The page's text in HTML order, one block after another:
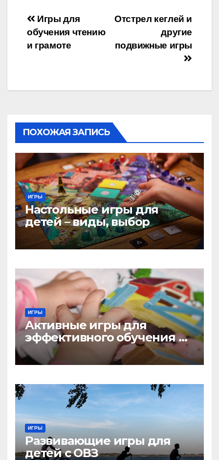
Навигация
по
Отстрел кеглей и
другие
подвижные игры
Игры для
обучения чтению
и грамоте
ПОХОЖАЯ ЗАПИСЬ
ИГРЫ
Настольные игры для
детей – виды, выбор
ИГРЫ
Активные игры для
эффективного обучения на
дому
ИГРЫ
Развивающие игры для
детей с ОВЗ